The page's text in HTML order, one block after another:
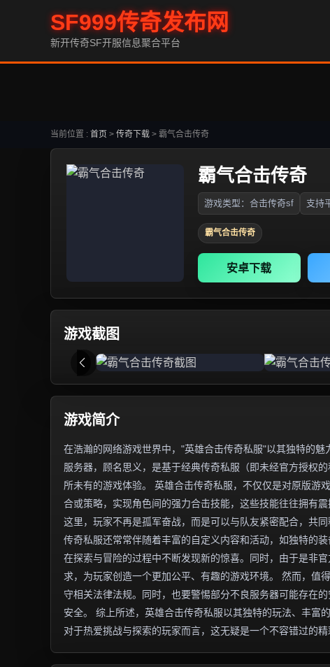
SF999传奇发布网
新开传奇SF开服信息聚合平台
当前位置 : 首页 > 传奇下载 > 霸气合击传奇
霸气合击传奇
游戏类型：合击传奇sf 支持
霸气合击传奇
安卓下载
游戏截图
游戏简介
在浩瀚的网络游戏世界中，"英雄合击传奇私服"以其独特的
服务器，顾名思义，是基于经典传奇私服（即未经官方授权
所未有的游戏体验。 英雄合击传奇私服，不仅仅是对原版游
合或策略，实现角色间的强力合击技能，这些技能往往拥有
这里，玩家不再是孤军奋战，而是可以与队友紧密配合，共
传奇私服还常常伴随着丰富的自定义内容和活动，如独特的
在探索与冒险的过程中不断发现新的惊喜。同时，由于是非
求，为玩家创造一个更加公平、有趣的游戏环境。 然而，值
守相关法律法规。同时，也要警惕部分不良服务器可能存在
安全。 综上所述，英雄合击传奇私服以其独特的玩法、丰富
对于热爱挑战与探索的玩家而言，这无疑是一个不容错过的精